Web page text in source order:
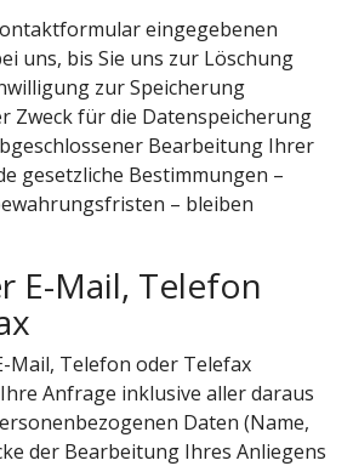
eingegebenen
uns, bis Sie uns zur Löschung
zur Speicherung
Zweck für die Datenspeicherung
Bearbeitung Ihrer
gesetzliche Bestimmungen –
– bleiben
E-Mail, Telefon
Mail, Telefon oder Telefax
Anfrage inklusive aller daraus
Daten (Name,
der Bearbeitung Ihres Anliegens